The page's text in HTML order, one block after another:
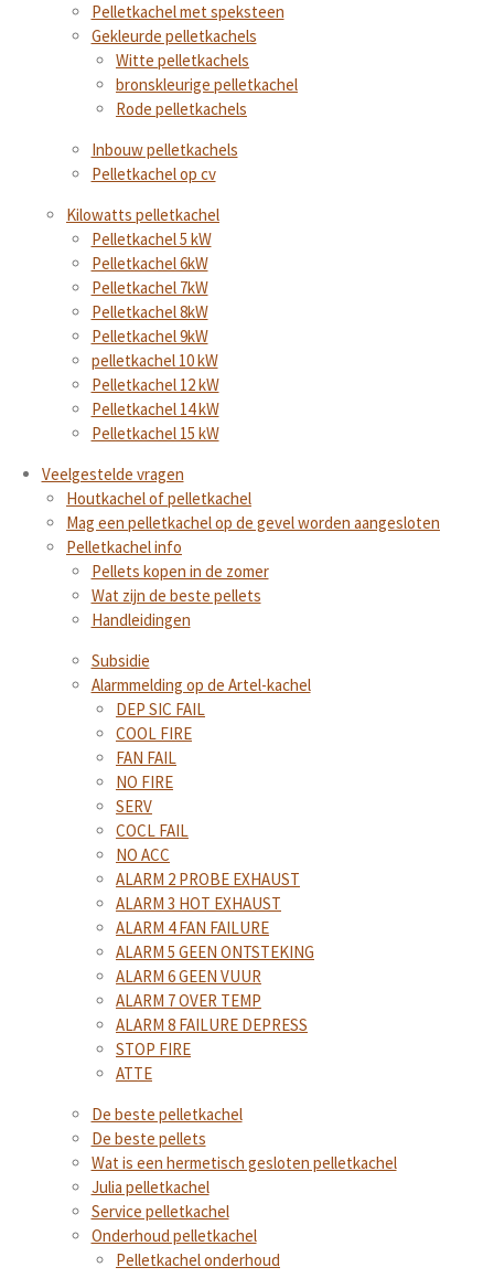
Pelletkachel met speksteen
Gekleurde pelletkachels
Witte pelletkachels
bronskleurige pelletkachel
Rode pelletkachels
Inbouw pelletkachels
Pelletkachel op cv
Kilowatts pelletkachel
Pelletkachel 5 kW
Pelletkachel 6kW
Pelletkachel 7kW
Pelletkachel 8kW
Pelletkachel 9kW
pelletkachel 10 kW
Pelletkachel 12 kW
Pelletkachel 14 kW
Pelletkachel 15 kW
Veelgestelde vragen
Houtkachel of pelletkachel
Mag een pelletkachel op de gevel worden aangesloten
Pelletkachel info
Pellets kopen in de zomer
Wat zijn de beste pellets
Handleidingen
Subsidie
Alarmmelding op de Artel-kachel
DEP SIC FAIL
COOL FIRE
FAN FAIL
NO FIRE
SERV
COCL FAIL
NO ACC
ALARM 2 PROBE EXHAUST
ALARM 3 HOT EXHAUST
ALARM 4 FAN FAILURE
ALARM 5 GEEN ONTSTEKING
ALARM 6 GEEN VUUR
ALARM 7 OVER TEMP
ALARM 8 FAILURE DEPRESS
STOP FIRE
ATTE
De beste pelletkachel
De beste pellets
Wat is een hermetisch gesloten pelletkachel
Julia pelletkachel
Service pelletkachel
Onderhoud pelletkachel
Pelletkachel onderhoud